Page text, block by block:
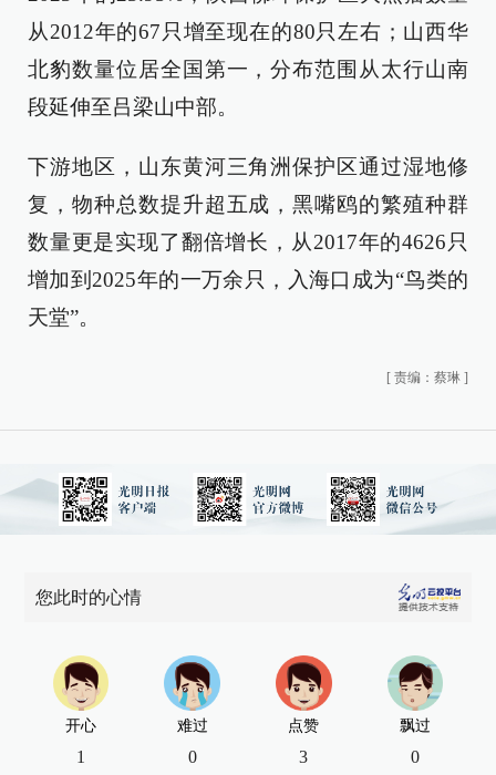
从2012年的67只增至现在的80只左右；山西华
北豹数量位居全国第一，分布范围从太行山南
段延伸至吕梁山中部。
下游地区，山东黄河三角洲保护区通过湿地修
复，物种总数提升超五成，黑嘴鸥的繁殖种群
数量更是实现了翻倍增长，从2017年的4626只
增加到2025年的一万余只，入海口成为“鸟类的
天堂”。
[ 责编：蔡琳 ]
您此时的心情
开心
1
难过
0
点赞
3
飘过
0